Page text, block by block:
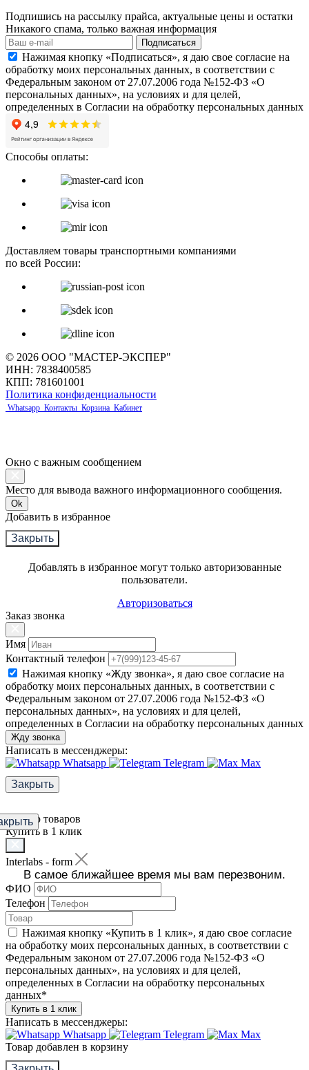
Подпишись на рассылку прайса, актуальные цены и остатки
Никакого спама, только важная информация
Подписаться
Нажимая кнопку «Подписаться», я даю свое согласие на
обработку моих персональных данных, в соответствии с
Федеральным законом от 27.07.2006 года №152-ФЗ «О
персональных данных», на условиях и для целей,
определенных в Согласии на обработку персональных данных
Способы оплаты:
Доставляем товары транспортными компаниями
по всей России:
© 2026 ООО "МАСТЕР-ЭКСПЕР"
ИНН: 7838400585
КПП: 781601001
Политика конфиденциальности
Whatsapp Контакты Корзина Кабинет
Окно с важным сообщением
Место для вывода важного информационного сообщения.
Ok
Добавить в избранное
Закрыть
Добавлять в избранное могут только авторизованные
пользователи.
Авторизоваться
Заказ звонка
Имя
Контактный телефон
Нажимая кнопку «Жду звонка», я даю свое согласие на
обработку моих персональных данных, в соответствии с
Федеральным законом от 27.07.2006 года №152-ФЗ «О
персональных данных», на условиях и для целей,
определенных в Согласии на обработку персональных данных
Жду звонка
Написать в мессенджеры:
Whatsapp
Telegram
Max
Закрыть
Фильтр товаров
Купить в 1 клик
Interlabs - form
В самое ближайшее время мы вам перезвоним.
ФИО
Телефон
Нажимая кнопку «Купить в 1 клик», я даю свое согласие
на обработку моих персональных данных, в соответствии с
Федеральным законом от 27.07.2006 года №152-ФЗ «О
персональных данных», на условиях и для целей,
определенных в Согласии на обработку персональных
данных*
Купить в 1 клик
Написать в мессенджеры:
Whatsapp
Telegram
Max
Товар добавлен в корзину